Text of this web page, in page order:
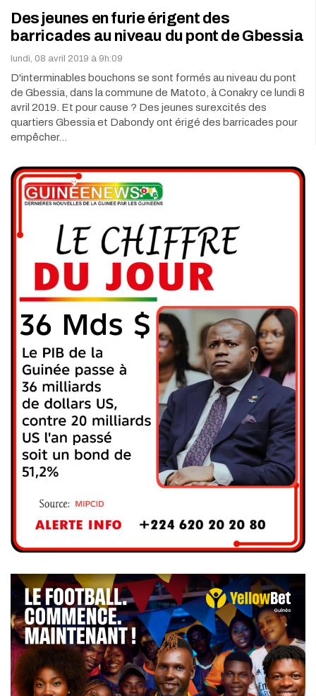
Des jeunes en furie érigent des
barricades au niveau du pont de Gbessia
lundi, 08 avril 2019 à 9h:09
D'interminables bouchons se sont formés au niveau du pont
de Gbessia, dans la commune de Matoto, à Conakry ce lundi 8
avril 2019. Et pour cause ? Des jeunes surexcités des
quartiers Gbessia et Dabondy ont érigé des barricades pour
empêcher…